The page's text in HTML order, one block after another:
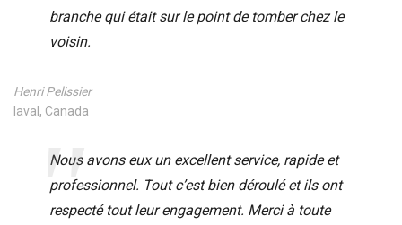
branche qui était sur le point de tomber chez le
voisin.
Henri Pelissier
laval, Canada
Nous avons eux un excellent service, rapide et
professionnel. Tout c’est bien déroulé et ils ont
respecté tout leur engagement. Merci à toute